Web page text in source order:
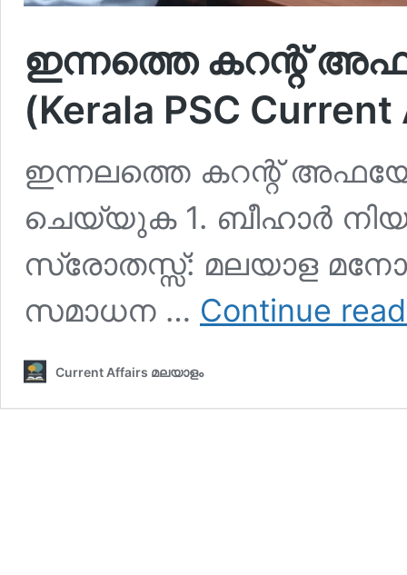
ഇന്നത്തെ കറന്റ്
(Kerala PSC
ഇന്നലത്തെ കറന്റ്
ചെയ്യുക 1. ബീഹാര്‍
സ്രോതസ്സ്: മലയാള
സമാധന … Continue
Current Affairs മലയാളം